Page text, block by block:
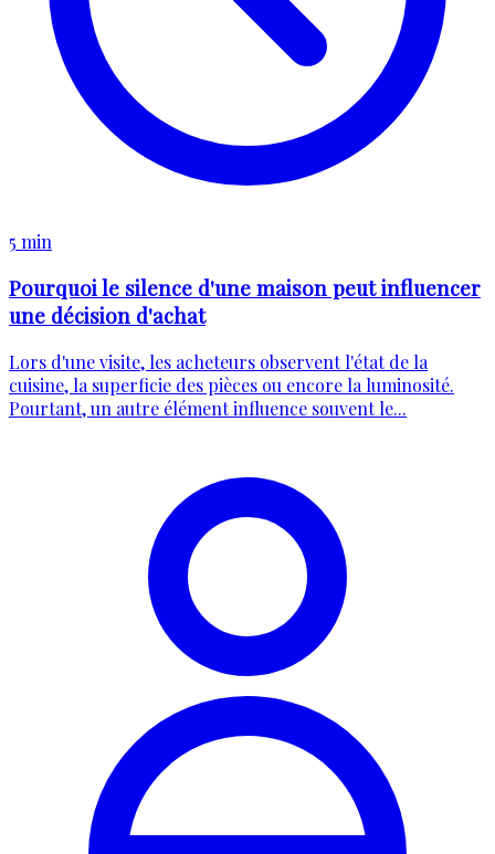
5 min
Pourquoi le silence d'une maison peut influencer
une décision d'achat
Lors d'une visite, les acheteurs observent l'état de la
cuisine, la superficie des pièces ou encore la luminosité.
Pourtant, un autre élément influence souvent le...